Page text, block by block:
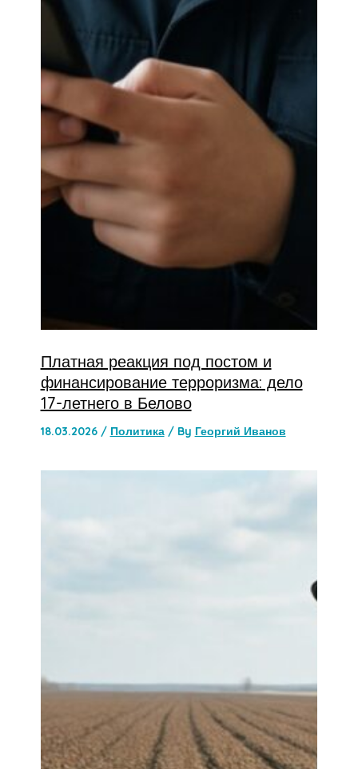
Платная реакция под постом и
финансирование терроризма: дело
17-летнего в Белово
18.03.2026 / Политика/ By Георгий Иванов